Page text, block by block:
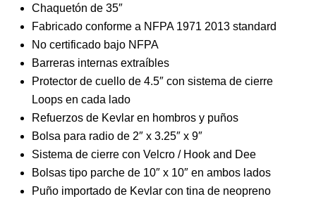
Chaquetón de 35″
Fabricado conforme a NFPA 1971 2013 standard
No certificado bajo NFPA
Barreras internas extraíbles
Protector de cuello de 4.5″ con sistema de cierre
Loops en cada lado
Refuerzos de Kevlar en hombros y puños
Bolsa para radio de 2″ x 3.25″ x 9″
Sistema de cierre con Velcro / Hook and Dee
Bolsas tipo parche de 10″ x 10″ en ambos lados
Puño importado de Kevlar con tina de neopreno